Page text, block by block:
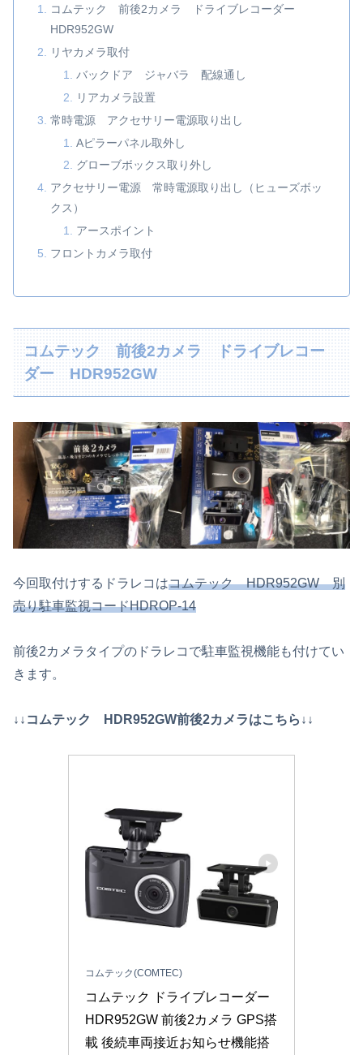
コムテック 前後2カメラ ドライブレコーダー
HDR952GW
リヤカメラ取付
バックドア ジャバラ 配線通し
リアカメラ設置
常時電源 アクセサリー電源取り出し
Aピラーパネル取外し
グローブボックス取り外し
アクセサリー電源 常時電源取り出し（ヒューズボッ
クス）
アースポイント
フロントカメラ取付
コムテック 前後2カメラ ドライブレコー
ダー HDR952GW
今回取付けするドラレコはコムテック HDR952GW 別
売り駐車監視コードHDROP-14
前後2カメラタイプのドラレコで駐車監視機能も付けてい
きます。
↓↓コムテック HDR952GW前後2カメラはこちら↓↓
コムテック(COMTEC)
コムテック ドライブレコーダー
HDR952GW 前後2カメラ GPS搭
載 後続車両接近お知らせ機能搭